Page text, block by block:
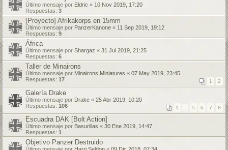
Último mensaje por Eldric « 10 Nov 2019, 17:20
Respuestas: 3
[Proyecto] Afrikakorps en 15mm
Último mensaje por PanzerKanone « 11 Sep 2019, 19:12
Respuestas: 9
África
Último mensaje por Shargaz « 31 Jul 2019, 21:25
Respuestas: 6
Taller de Minairons
Último mensaje por Minairons Miniatures « 07 May 2019, 23:45
Respuestas: 17 1 2
Galería Drake
Último mensaje por Drake « 25 Abr 2019, 10:20
Respuestas: 106 1 5 6 7 8
Escuadra DAK [Bolt Action]
Último mensaje por Basurillas « 30 Ene 2019, 14:47
Respuestas: 1
Objetivo Panzer Destruido